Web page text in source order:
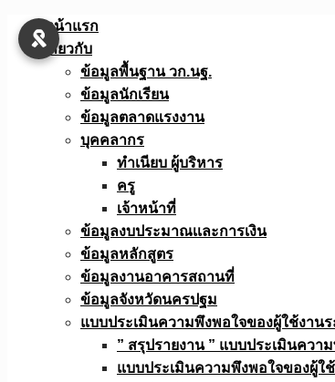
Skip
หน้าแรก
เกี่ยวกับ
ข้อมูลพื้นฐาน วก.นฐ.
ข้อมูลนักเรียน
ข้อมูลตลาดแรงงาน
บุคคลากร
ทำเนียบ ผู้บริหาร
ครู
เจ้าหน้าที่
ข้อมูลงบประมาณเเละการเงิน
ข้อมูลหลักสูตร
ข้อมูลงานอาคารสถานที่
ข้อมูลจังหวัดนครปฐม
แบบประเมินความพึงพอใจของผู้ใช้งาน
” สรุปรายงาน ” แบบประเมินควา
แบบประเมินความพึงพอใจของผู้ใ